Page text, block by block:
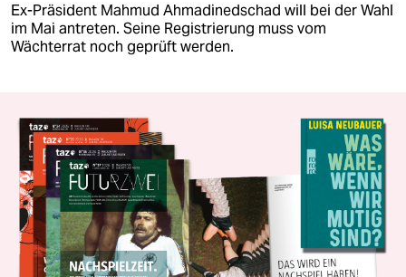
Ex-Präsident Mahmud Ahmadinedschad will bei der Wahl
im Mai antreten. Seine Registrierung muss vom
Wächterrat noch geprüft werden.